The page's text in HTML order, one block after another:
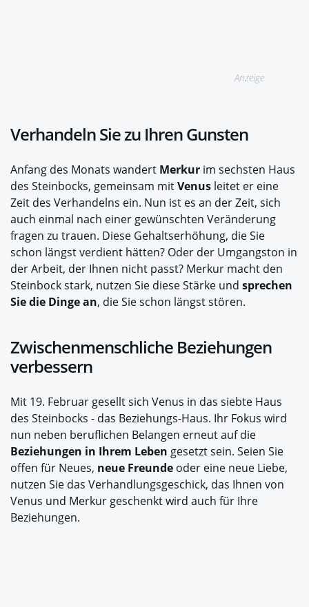
Anzeige
Verhandeln Sie zu Ihren Gunsten
Anfang des Monats wandert Merkur im sechsten Haus
des Steinbocks, gemeinsam mitVenus leitet er eine
Zeit des Verhandelns ein. Nun ist es an der Zeit, sich
auch einmal nach einer gewünschten Veränderung
fragen zu trauen. Diese Gehaltserhöhung, die Sie
schon längst verdient hätten? Oder der Umgangston in
der Arbeit, der Ihnen nicht passt? Merkur macht den
Steinbock stark, nutzen Sie diese Stärke und sprechen
Sie die Dinge an, die Sie schon längst stören.
Zwischenmenschliche Beziehungen
verbessern
Mit 19. Februar gesellt sich Venus in das siebte Haus
des Steinbocks - das Beziehungs-Haus. Ihr Fokus wird
nun neben beruflichen Belangen erneut auf die
Beziehungen in Ihrem Leben gesetzt sein. Seien Sie
offen für Neues, neue Freunde oder eine neue Liebe,
nutzen Sie das Verhandlungsgeschick, das Ihnen von
Venus und Merkur geschenkt wird auch für Ihre
Beziehungen.